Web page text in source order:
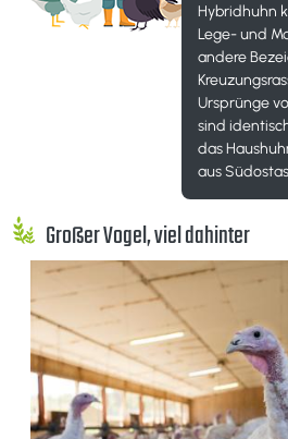
Hybridhuhn
Lege- und
andere
Ursprünge
sind
das
aus
Großer Vogel, viel dahinter